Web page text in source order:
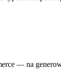
— na